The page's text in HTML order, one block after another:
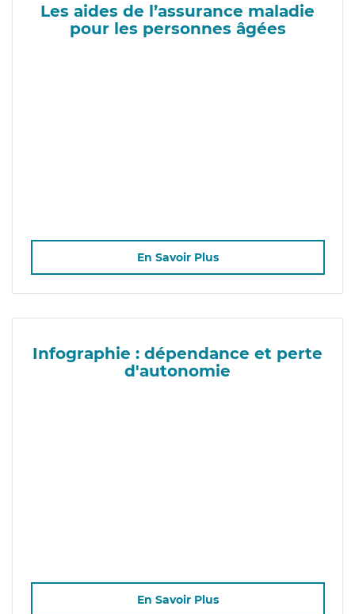
Les aides de l’assurance maladie
pour les personnes âgées
En Savoir Plus
Infographie : dépendance et perte
d'autonomie
En Savoir Plus